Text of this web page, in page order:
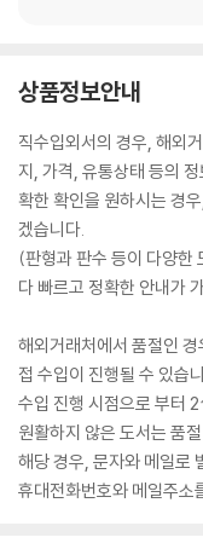
상품정보안내
직수입외서의 경우, 해외
지, 가격, 유통상태 등의
확한 확인을 원하시는 경
겠습니다.
(판형과 판수 등이 다양한
다 빠르고 정확한 안내가
해외거래처에서 품절인
접 수입이 진행될 수 있습
수입 진행 시점으로 부터
원활하지 않은 도서는 품
해당 경우, 문자와 메일로
휴대전화번호와 메일주소